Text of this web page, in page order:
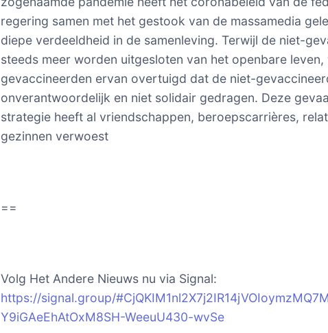
regering samen met het gestook van de massamedia
diepe verdeeldheid in de samenleving. Terwijl de niet-
steeds meer worden uitgesloten van het openbare
gevaccineerden ervan overtuigd dat de niet-
onverantwoordelijk en niet solidair gedragen. Deze
strategie heeft al vriendschappen, beroepscarrières,
gezinnen verwoest
==
Volg Het Andere Nieuws nu via Signal:
https://signal.group/
Y9iGAeEhAtOxM8SH-WeeuU430-wvSe